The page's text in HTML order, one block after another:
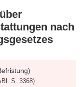
nach
S. 3368)